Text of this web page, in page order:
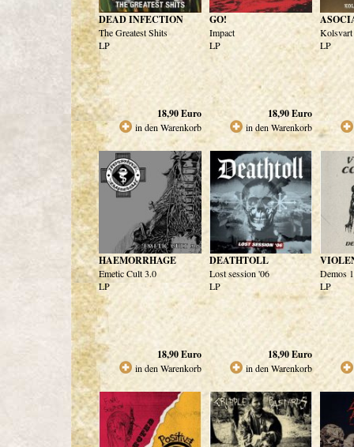
DEAD INFECTION
The Greatest Shits
LP
18,90Euro
in den Warenkorb
GO!
Impact
LP
18,90Euro
in den Warenkorb
LP
HAEMORRHAGE
Emetic Cult 3.0
LP
18,90Euro
in den Warenkorb
DEATHTOLL
Lost session '06
LP
18,90Euro
in den Warenkorb
Demos
LP